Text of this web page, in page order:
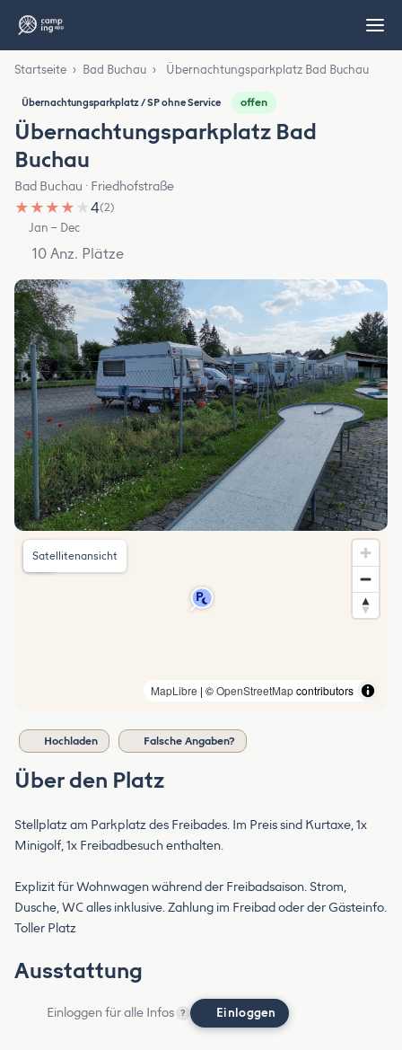
Startseite › Bad Buchau › Übernachtungsparkplatz Bad Buchau
Übernachtungsparkplatz / SP ohne Service offen
Übernachtungsparkplatz Bad
Buchau
Bad Buchau · Friedhofstraße
★ ★ ★ ★ ★4(2)
Jan – Dec
10 Anz. Plätze
MapLibre | ©OpenStreetMapcontributors
Satellitenansicht
Hochladen Falsche Angaben?
Über den Platz
Stellplatz am Parkplatz des Freibades. Im Preis sind Kurtaxe, 1x
Minigolf, 1x Freibadbesuch enthalten.
Explizit für Wohnwagen während der Freibadsaison. Strom,
Dusche, WC alles inklusive. Zahlung im Freibad oder der Gästeinfo.
Toller Platz
Ausstattung
Einloggen für alle Infos ? Einloggen